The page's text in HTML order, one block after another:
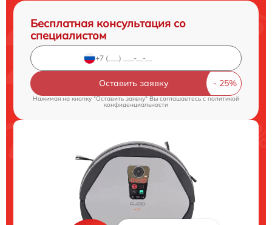
Бесплатная консультация со
специалистом
Оставить заявку
Нажимая на кнопку "Оставить заявку" Вы соглашаетесь cполитикой
конфиденциальности